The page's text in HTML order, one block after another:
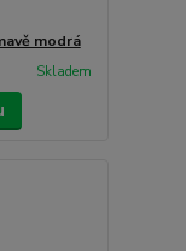
modrá
Skladem